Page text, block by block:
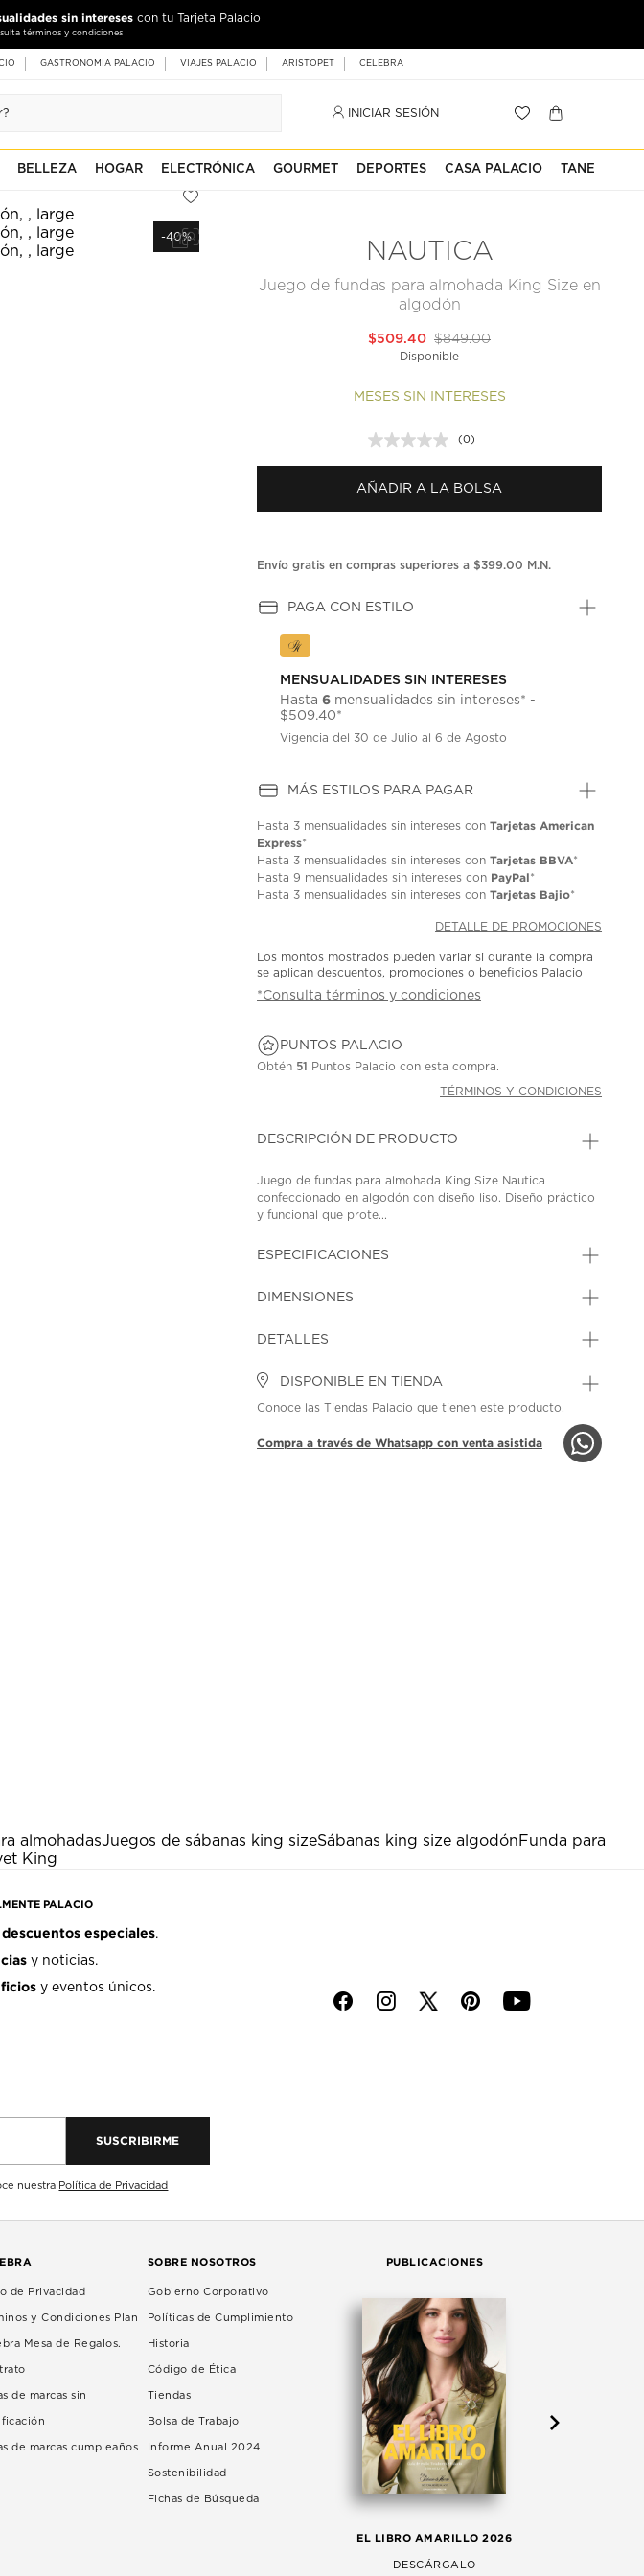
sin intereses con tu Tarjeta Palacio
términos y condiciones
GASTRONOMÍA PALACIO VIAJES PALACIO ARISTOPET CELEBRA
INICIAR SESIÓN
BELLEZA HOGAR ELECTRÓNICA GOURMET DEPORTES CASA PALACIO TANE
-40%
NAUTICA
Juego de fundas para almohada King Size en
algodón
$849.00
$509.40
Disponible
MESES SIN INTERESES
Sin
puntuación.
en
la
(0)
AÑADIR A LA BOLSA
Envío gratis en compras superiores a $399.00 M.N.
PAGA CON ESTILO
MENSUALIDADES SIN INTERESES
Hasta6 mensualidades sin intereses* -
$509.40*
Vigencia del 30 de Julio al 6 de Agosto
MÁS ESTILOS PARA PAGAR
Hasta 3 mensualidades sin intereses conTarjetas American
Express*
Hasta 3 mensualidades sin intereses conTarjetas BBVA*
Hasta9 mensualidades sin intereses con PayPal*
Hasta 3 mensualidades sin intereses conTarjetas Bajio*
DETALLE DE PROMOCIONES
Los montos mostrados pueden variar si durante la compra
se aplican descuentos, promociones o beneficios Palacio
*Consulta términos y condiciones
PUNTOS PALACIO
Obtén51 Puntos Palacio con esta compra.
TÉRMINOS Y CONDICIONES
DESCRIPCIÓN DE PRODUCTO
Juego de fundas para almohada King Size Nautica
confeccionado en algodón con diseño liso. Diseño práctico
y funcional que prote...
ESPECIFICACIONES
DIMENSIONES
DETALLES
DISPONIBLE EN TIENDA
Conoce las Tiendas Palacio que tienen este producto.
Compra a través de Whatsapp con venta asistida
almohadasJuegos de sábanas king sizeSábanas king size algodónFunda para
King
PALACIO
descuentos especiales.
y noticias.
y eventos únicos.
SUSCRIBIRME
nuestra Política de Privacidad
f i p y
de Privacidad
y Condiciones Plan
Mesa de Regalos.
de marcas sin
de marcas cumpleaños
SOBRE NOSOTROS
Gobierno Corporativo
Políticas de Cumplimiento
Historia
Código de Ética
Tiendas
Bolsa de Trabajo
Informe Anual 2024
Sostenibilidad
Fichas de Búsqueda
PUBLICACIONES
EL LIBRO AMARILLO 2026
DESCÁRGALO